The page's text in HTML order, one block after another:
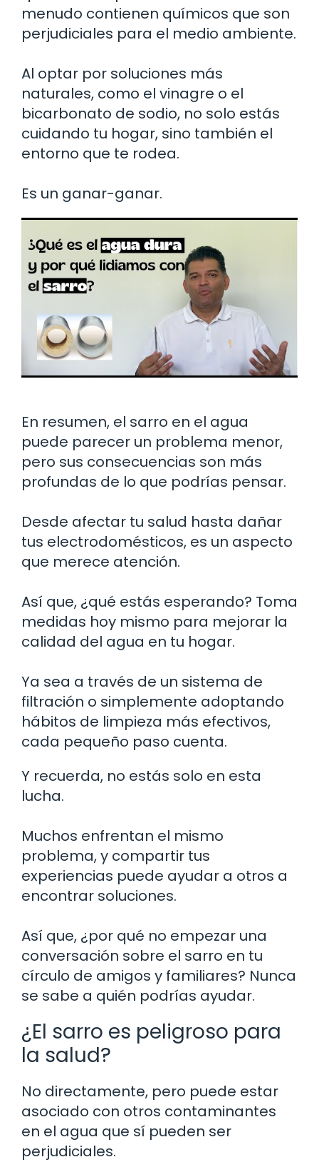
menudo contienen químicos que son
perjudiciales para el medio ambiente.
Al optar por soluciones más
naturales, como el vinagre o el
bicarbonato de sodio, no solo estás
cuidando tu hogar, sino también el
entorno que te rodea.
Es un ganar-ganar.
En resumen, el sarro en el agua
puede parecer un problema menor,
pero sus consecuencias son más
profundas de lo que podrías pensar.
Desde afectar tu salud hasta dañar
tus electrodomésticos, es un aspecto
que merece atención.
Así que, ¿qué estás esperando? Toma
medidas hoy mismo para mejorar la
calidad del agua en tu hogar.
Ya sea a través de un sistema de
filtración o simplemente adoptando
hábitos de limpieza más efectivos,
cada pequeño paso cuenta.
Y recuerda, no estás solo en esta
lucha.
Muchos enfrentan el mismo
problema, y compartir tus
experiencias puede ayudar a otros a
encontrar soluciones.
Así que, ¿por qué no empezar una
conversación sobre el sarro en tu
círculo de amigos y familiares? Nunca
se sabe a quién podrías ayudar.
¿El sarro es peligroso para
la salud?
No directamente, pero puede estar
asociado con otros contaminantes
en el agua que sí pueden ser
perjudiciales.